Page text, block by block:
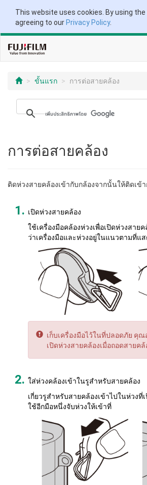
This website uses cookies. By using the
agreeing to our Privacy Policy.
ขั้นแรก การต่อสายคล้อง
การต่อสายคล้อง
ติดห่วงสายคล้องเข้ากับกล้องจากนั้นให้ติดเข้
เปิดห่วงสายคล้อง
ใช้เครื่องมือคล้องห่วงเพื่อเปิดห่วงสาย
ว่าเครื่องมือและห่วงอยู่ในแนวตามที่แส
เก็บเครื่องมือไว้ในที่ปลอดภัย คุณ
เปิดห่วงสายคล้องเมื่อถอดสายคล้
ใส่ห่วงคล้องเข้าในรูสำหรับสายคล้อง
เกี่ยวรูสำหรับสายคล้องเข้าไปในห่วงที่
ใช้อีกมือหนึ่งจับห่วงให้เข้าที่